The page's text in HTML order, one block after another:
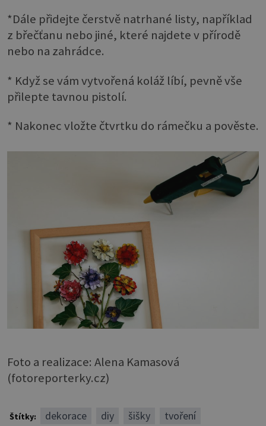
*Dále přidejte čerstvě natrhané listy, například
z břečťanu nebo jiné, které najdete v přírodě
nebo na zahrádce.
* Když se vám vytvořená koláž líbí, pevně vše
přilepte tavnou pistolí.
* Nakonec vložte čtvrtku do rámečku a pověste.
Foto a realizace: Alena Kamasová
(fotoreporterky.cz)
Štítky: dekorace diy šišky tvoření